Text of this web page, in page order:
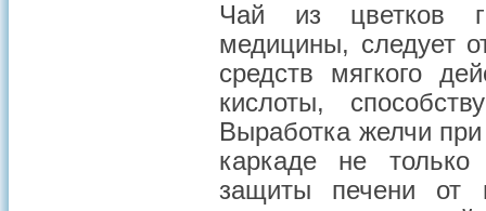
Чай из цветков
медицины, следует
средств мягкого
кислоты,
Выработка желчи при
каркаде не только
защиты печени от